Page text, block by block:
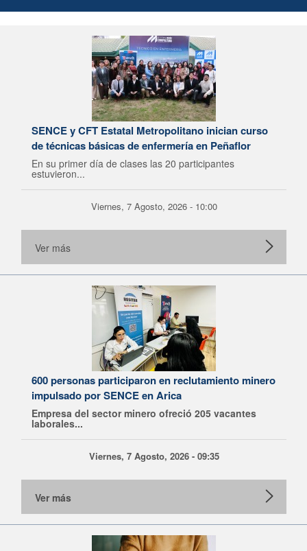
SENCE y CFT Estatal Metropolitano inician curso
de técnicas básicas de enfermería en Peñaflor
En su primer día de clases las 20 participantes
estuvieron...
Viernes, 7 Agosto, 2026 - 10:00
Ver más
600 personas participaron en reclutamiento minero
impulsado por SENCE en Arica
Empresa del sector minero ofreció 205 vacantes
laborales...
Viernes, 7 Agosto, 2026 - 09:35
Ver más